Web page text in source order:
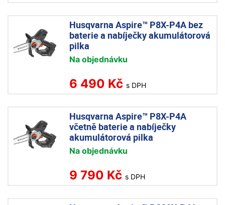
Husqvarna Aspire™ P8X-P4A bez
baterie a nabíječky akumulátorová
pilka
Na objednávku
6 490 Kč s DPH
Husqvarna Aspire™ P8X-P4A
včetně baterie a nabíječky
akumulátorová pilka
Na objednávku
9 790 Kč s DPH